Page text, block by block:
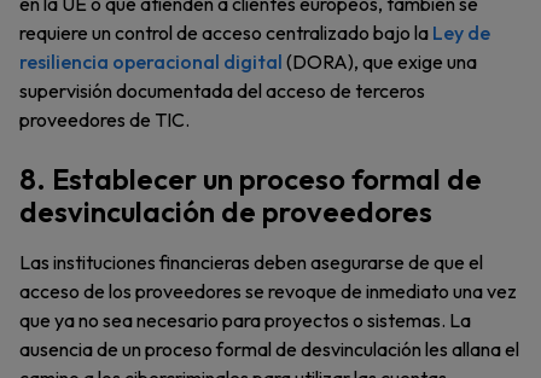
requiere un control de acceso centralizado bajo la Ley de
resiliencia operacional digital (DORA), que exige una
supervisión documentada del acceso de terceros
proveedores de TIC.
8. Establecer un proceso formal de
desvinculación de proveedores
Las instituciones financieras deben asegurarse de que el
acceso de los proveedores se revoque de inmediato una vez
que ya no sea necesario para proyectos o sistemas. La
ausencia de un proceso formal de desvinculación les allana el